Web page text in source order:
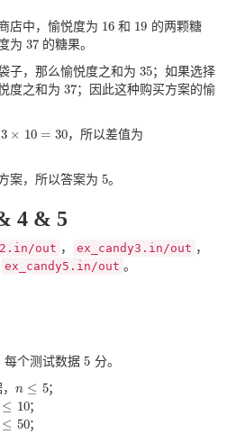
店中，愉悦度为 16
16 和 19
19 的两颗糖
为 37
37 的糖果。
子，那么愉悦度之和为 35
35；如果选择
度之和为 37
37；因此这种购买方案的愉
3 × 10 = 30
3 ×10=30 ，所以差值为
案，所以答案为 5
5。
4 & 5
out ， ex_candy3.in/out ，
ex_candy5.in/out 。
每个测试数据5
5 分。
，n ≤ 5
n≤5
；
≤ 10
10
；
≤ 50
50 ；